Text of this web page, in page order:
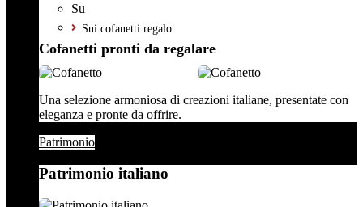
Su
Sui cofanetti regalo
Cofanetti pronti da regalare
Una selezione armoniosa di creazioni italiane, presentate con
eleganza e pronte da offrire.
Patrimonio
Patrimonio italiano